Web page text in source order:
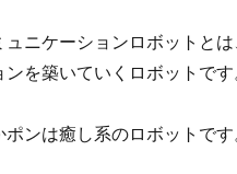
ュニケーションロボットと
ンを築いていくロボットです
ポンは癒し系のロボットです